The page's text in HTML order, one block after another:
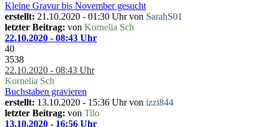
Kleine Gravur bis November gesucht
erstellt: 21.10.2020 - 01:30 Uhr von SarahS01
letzter Beitrag: von Kornelia Sch
22.10.2020 - 08:43 Uhr
40
3538
22.10.2020 - 08:43 Uhr
Kornelia Sch
Buchstaben gravieren
erstellt: 13.10.2020 - 15:36 Uhr von izzi844
letzter Beitrag: von Tilo
13.10.2020 - 16:56 Uhr